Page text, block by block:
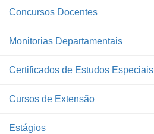
Concursos Docentes
Monitorias Departamentais
Certificados de Estudos Especiais
Cursos de Extensão
Estágios